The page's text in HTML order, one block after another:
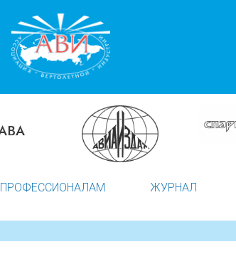
ПРОФЕССИОНАЛАМ ЖУРНАЛ